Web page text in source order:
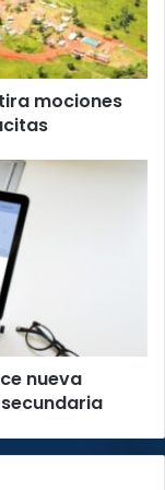
mociones
nueva